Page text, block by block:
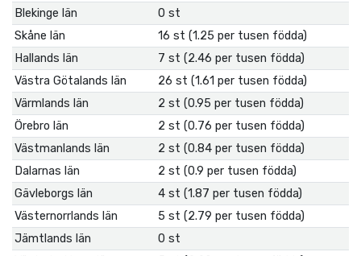
Blekinge län
0 st
Skåne län
16 st (1.25 per tusen födda)
Hallands län
7 st (2.46 per tusen födda)
Västra Götalands län
26 st (1.61 per tusen födda)
Värmlands län
2 st (0.95 per tusen födda)
Örebro län
2 st (0.76 per tusen födda)
Västmanlands län
2 st (0.84 per tusen födda)
Dalarnas län
2 st (0.9 per tusen födda)
Gävleborgs län
4 st (1.87 per tusen födda)
Västernorrlands län
5 st (2.79 per tusen födda)
Jämtlands län
0 st